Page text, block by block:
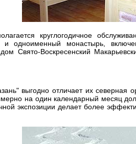
круглогодичное
и одноименный монастырь,
Свято-Воскресенский
выгодно отличает их северная
на один календарный месяц
экспозиции делает более